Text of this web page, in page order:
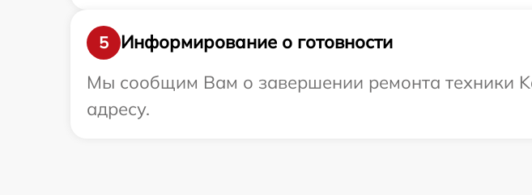
5
Информирование о готовности
Мы сообщим Вам о завершении ремонта техники
адресу.